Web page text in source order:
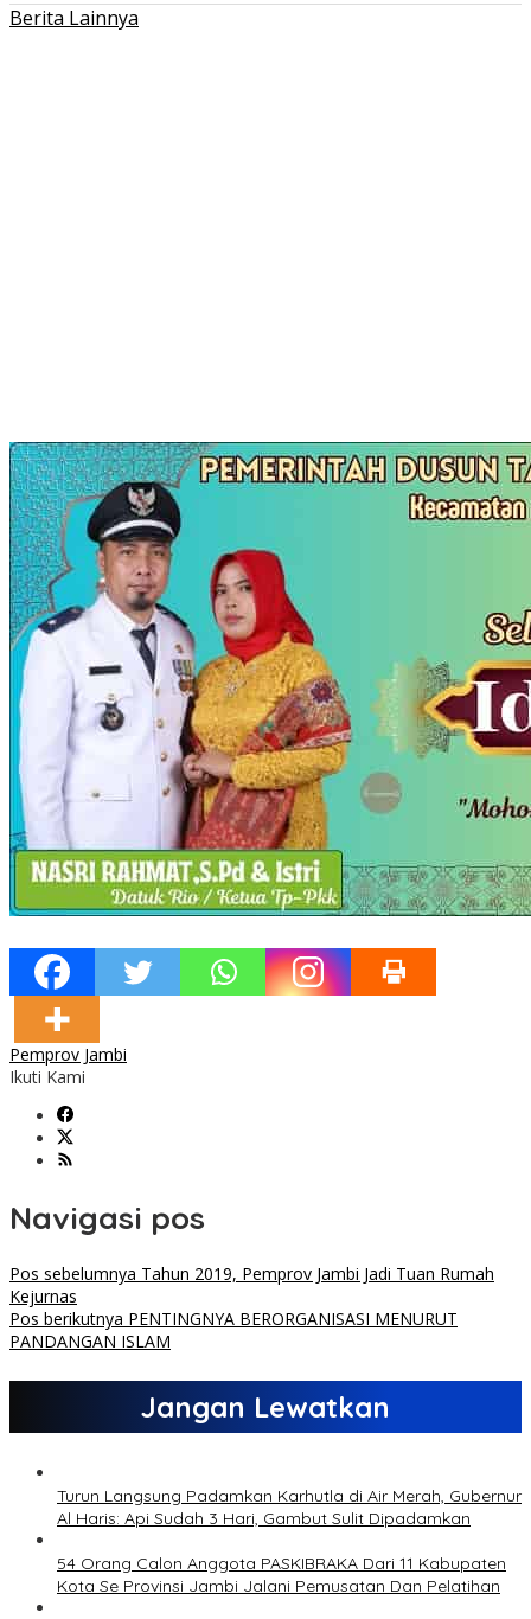
Berita Lainnya
Pemprov Jambi
Ikuti Kami
Navigasi pos
Pos sebelumnya Tahun 2019, Pemprov Jambi Jadi Tuan Rumah
Kejurnas
Pos berikutnya PENTINGNYA BERORGANISASI MENURUT
PANDANGAN ISLAM
Jangan Lewatkan
Turun Langsung Padamkan Karhutla di Air Merah, Gubernur
Al Haris: Api Sudah 3 Hari, Gambut Sulit Dipadamkan
54 Orang Calon Anggota PASKIBRAKA Dari 11 Kabupaten
Kota Se Provinsi Jambi Jalani Pemusatan Dan Pelatihan